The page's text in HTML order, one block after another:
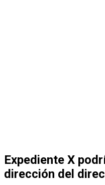
Expediente X
dirección del